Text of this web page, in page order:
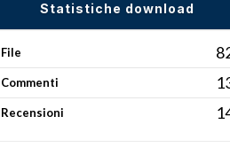
Statistiche download
File
Commenti
Recensioni